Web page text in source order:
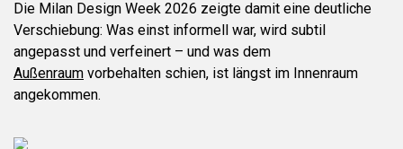
Die Milan Design Week 2026 zeigte damit eine deutliche
Verschiebung: Was einst informell war, wird subtil
angepasst und verfeinert – und was dem
Außenraum vorbehalten schien, ist längst im Innenraum
angekommen.